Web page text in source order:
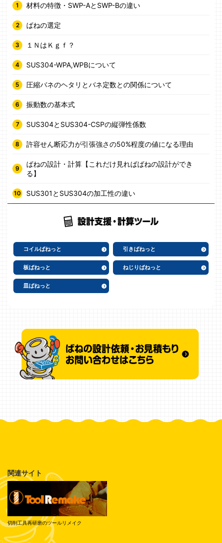
材料の特徴・SWP-AとSWP-Bの違い
ばねの選定
１ＮはＫｇｆ？
SUS304-WPA,WPBについて
圧縮バネのヘタリとバネ定数との関係について
振動数の基本式
SUS304とSUS304-CSPの縦弾性係数
許容せん断応力が引張強さの50%程度の値になる理由
ばねの設計・計算【これだけ見ればばねの設計ができ
る】
SUS301とSUS304の加工性の違い
コイルばねっと 引きばねっと
板ばねっと ねじりばねっと
皿ばねっと
関連サイト
切削工具再研磨のツールリメイク